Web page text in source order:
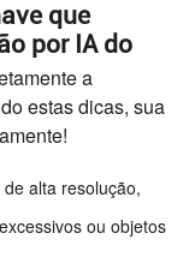
que
por IA do
a
estas dicas, sua
alta resolução,
ou objetos